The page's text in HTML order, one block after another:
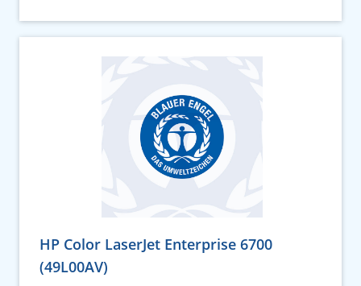
HP Color LaserJet Enterprise 6700
(49L00AV)